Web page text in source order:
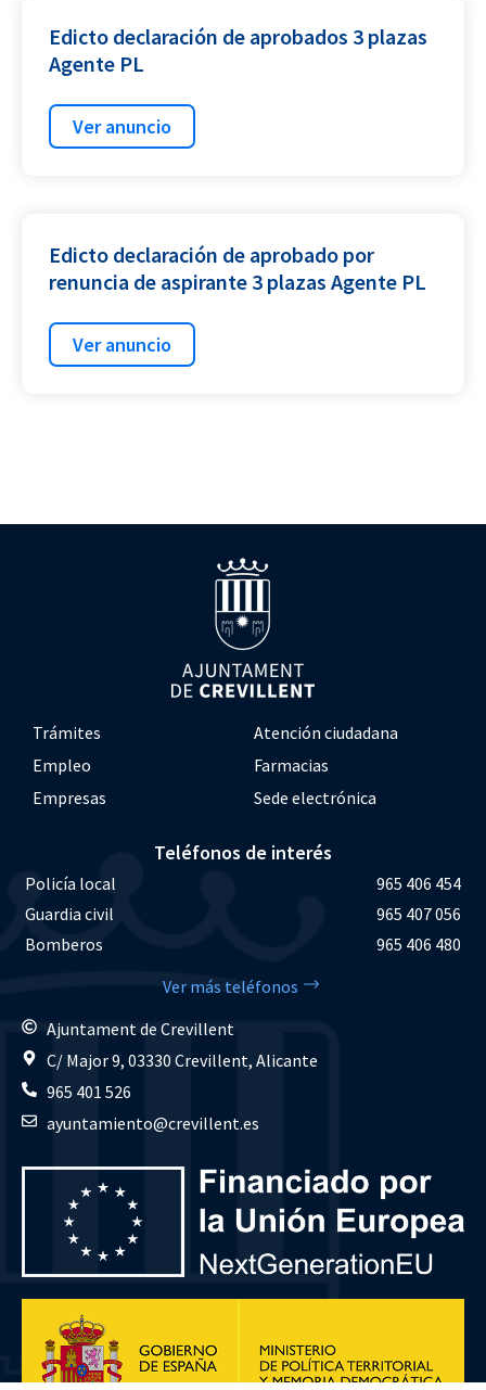
Edicto declaración de aprobados 3 plazas
Agente PL
Ver anuncio
Edicto declaración de aprobado por
renuncia de aspirante 3 plazas Agente PL
Ver anuncio
Trámites
Atención ciudadana
Empleo
Farmacias
Empresas
Sede electrónica
Teléfonos de interés
Policía local
965 406 454
Guardia civil
965 407 056
Bomberos
965 406 480
Ver más teléfonos
Ajuntament de Crevillent
C/ Major 9, 03330 Crevillent, Alicante
965 401 526
ayuntamiento@crevillent.es